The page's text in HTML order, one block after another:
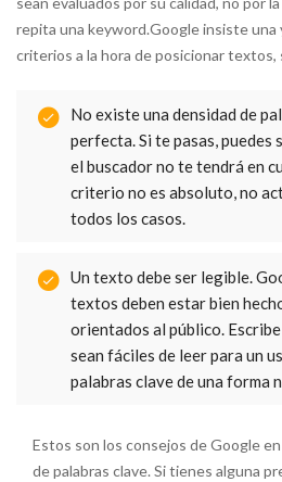
repita una keyword.Google insiste una
criterios a la hora de posicionar
No existe una densidad de
perfecta. Si te pasas, puedes
el buscador no te tendrá en
criterio no es absoluto, no
todos los casos.
Un texto debe ser legible.
textos deben estar bien
orientados al público.
sean fáciles de leer para un
palabras clave de una forma
Estos son los consejos de Google
de palabras clave. Si tienes alguna